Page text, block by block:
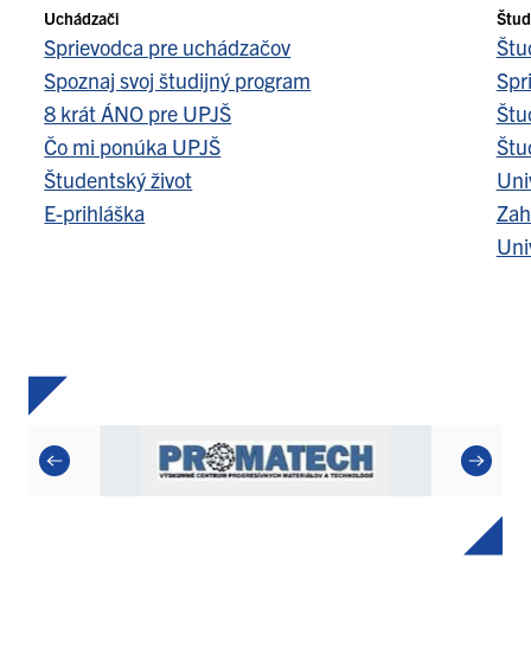
Uchádzači
Sprievodca pre uchádzačov
Spoznaj svoj študijný program
8 krát ÁNO pre UPJŠ
Čo mi ponúka UPJŠ
Študentský život
E-prihláška